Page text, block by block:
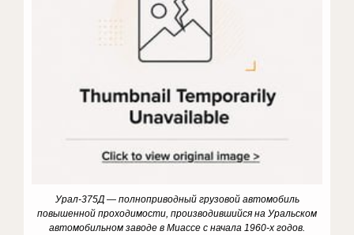
Урал-375Д — полноприводный грузовой автомобиль
повышенной проходимости, производившийся на Уральском
автомобильном заводе в Миассе с начала 1960-х годов.